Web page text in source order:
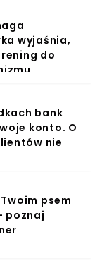
wyjaśnia,
do
bank
konto. O
nie
psem
poznaj